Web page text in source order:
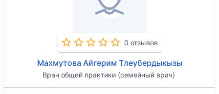
0 отзывов
Махмутова Айгерим Тлеубердыкызы
Врач общей практики (семейный врач)